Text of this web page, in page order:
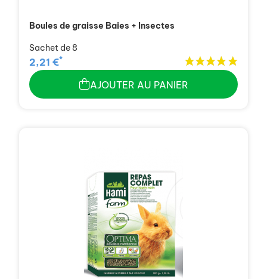
Boules de graisse Baies + Insectes
Sachet de 8
2,21 €*
AJOUTER AU PANIER